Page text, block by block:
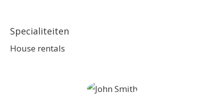
Specialiteiten
House rentals